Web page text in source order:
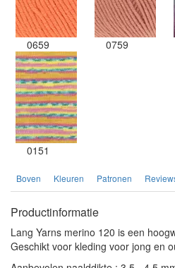
0659 0759
0151
Boven Kleuren Patronen
Productinformatie
Lang Yarns merino 120 is een
Geschikt voor kleding voor jong en